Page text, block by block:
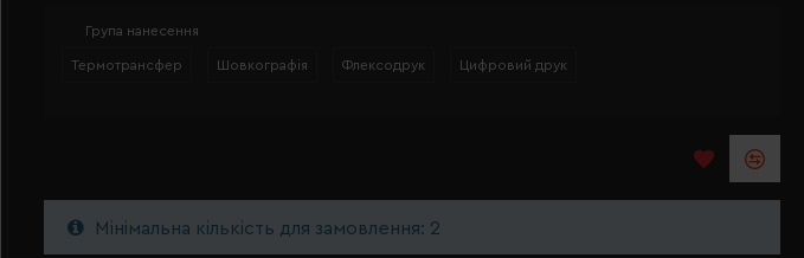
Група нанесення
Термотрансфер Шовкографія Флексодрук Цифровий друк
Мінімальна кількість для замовлення: 2